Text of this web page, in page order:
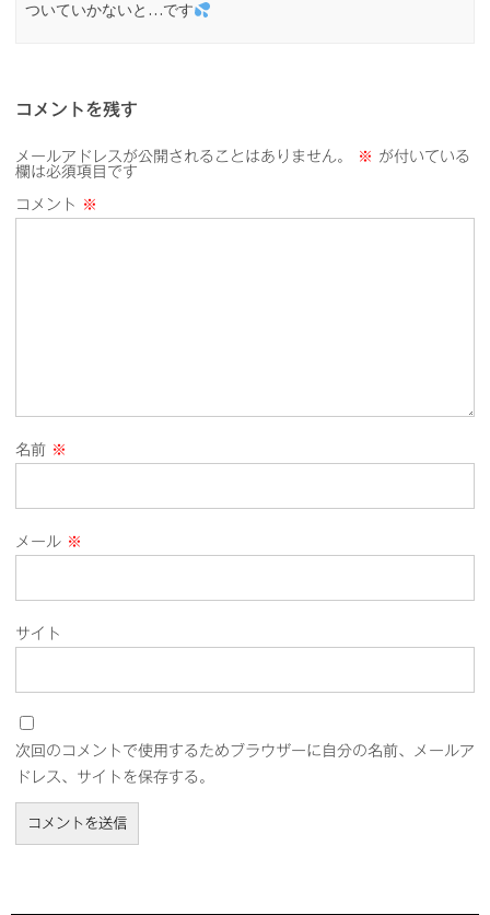
ついていかないと…です
コメントを残す
メールアドレスが公開されることはありません。 ※ が付いている
欄は必須項目です
コメント ※
名前 ※
メール ※
サイト
次回のコメントで使用するためブラウザーに自分の名前、メールア
ドレス、サイトを保存する。